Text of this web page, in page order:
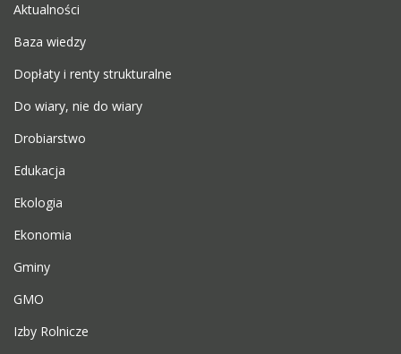
Aktualności
Baza wiedzy
Dopłaty i renty strukturalne
Do wiary, nie do wiary
Drobiarstwo
Edukacja
Ekologia
Ekonomia
Gminy
GMO
Izby Rolnicze